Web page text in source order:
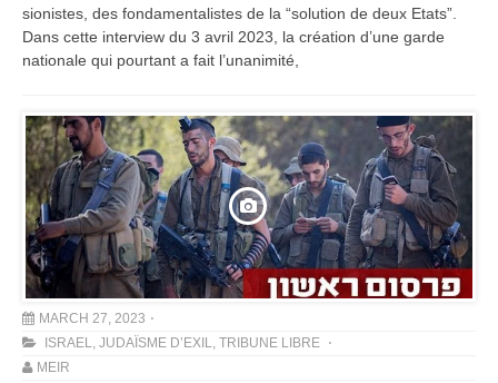
sionistes, des fondamentalistes de la “solution de deux Etats”.
Dans cette interview du 3 avril 2023, la création d’une garde
nationale qui pourtant a fait l’unanimité,
MARCH 27, 2023
ISRAEL, JUDAÏSME D’EXIL, TRIBUNE LIBRE
MEIR